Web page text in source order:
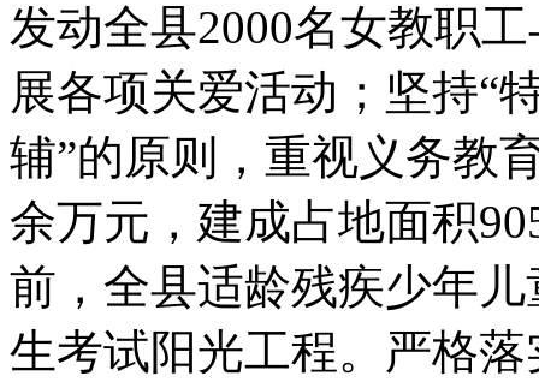
发动全县2000名女教职
展各项关爱活动；坚持“
辅”的原则，重视义务教
余万元，建成占地面积
前，全县适龄残疾少年
生考试阳光工程。严格